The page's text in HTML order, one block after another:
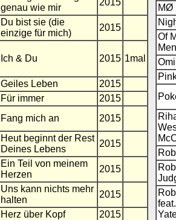
genau wie mir
2015
Du bist sie (die
einzige für mich)
2015
Ich & Du 2015 1mal
Geiles Leben
2015
Für immer
2015
Fang mich an
2015
Heut beginnt der Rest
Deines Lebens
2015
Ein Teil von meinem
Herzen
2015
Uns kann nichts mehr
halten
2015
Herz über Kopf
2015
MØ
Of
Men
Omi